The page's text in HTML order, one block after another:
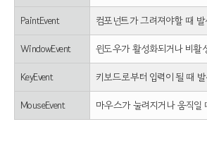
PaintEvent
컴포넌트가 그려져야할 때
WindowEvent
윈도우가 활성화되거나 비
KeyEvent
키보드로부터 입력이 될 때
MouseEvent
마우스가 눌려지거나 움직